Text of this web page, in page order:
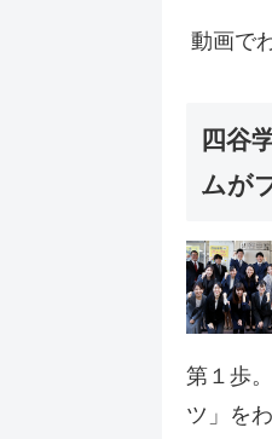
動画で
四谷
ムが
第１歩
ツ」を